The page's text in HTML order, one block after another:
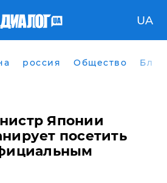
UA
россия Общество
Японии
посетить